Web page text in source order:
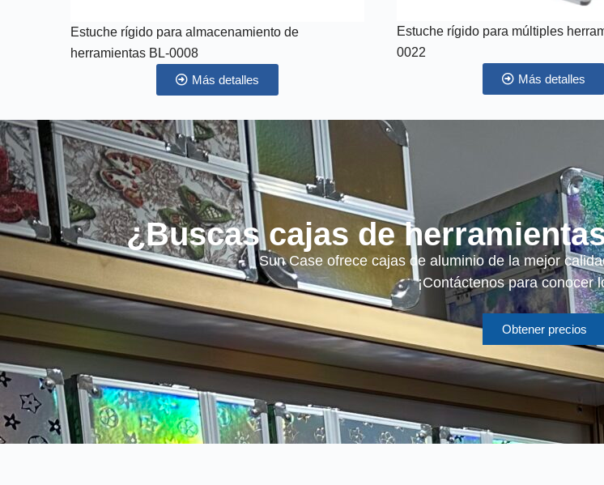
Estuche rígido para almacenamiento de
herramientas BL-0008
Más detalles
Estuche rígido para múltiples
0022
Más detalles
¿Buscas cajas de
Sun Case ofrece cajas de aluminio de la mejor
¡Contáctenos para conocer
Obtener precios